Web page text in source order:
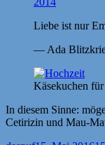
Liebe ist nur
— Ada
Käsekuchen
In diesem Sinne:
Cetirizin und Mau-